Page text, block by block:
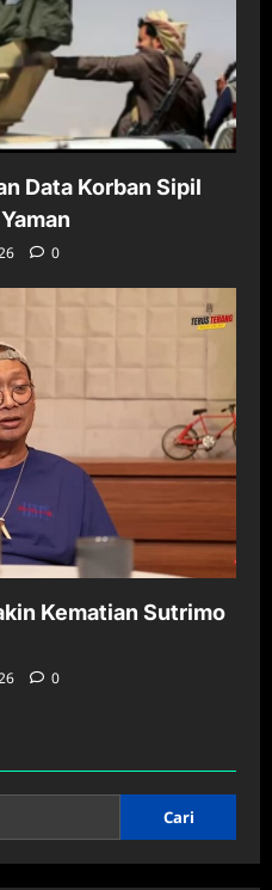
Data Korban Sipil
0
Kematian Sutrimo
0
Cari